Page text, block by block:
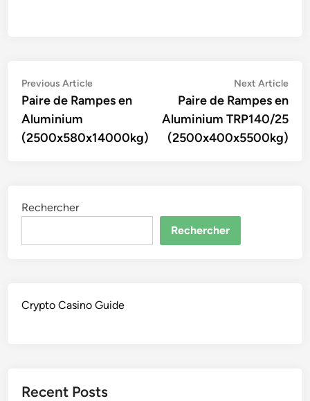
Navigation
de
l’article
Previous ArticlePrevious
article:
Paire de Rampes en
Aluminium
(2500x580x14000kg)
Next Article
Paire de Rampes en
Aluminium TRP140/25
(2500x400x5500kg)
Rechercher
Rechercher
Crypto Casino Guide
Recent Posts